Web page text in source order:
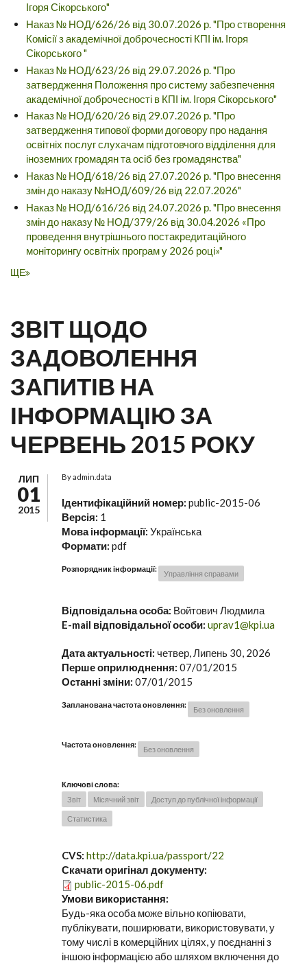
Ігоря Сікорського"
Наказ № НОД/626/26 від 30.07.2026 р. "Про створення
Комісії з академічної доброчесності КПІ ім. Ігоря
Сікорського "
Наказ № НОД/623/26 від 29.07.2026 р. "Про
затвердження Положення про систему забезпечення
академічної доброчесності в КПІ ім. Ігоря Сікорського"
Наказ № НОД/620/26 від 29.07.2026 р. "Про
затвердження типової форми договору про надання
освітніх послуг слухачам підготовчого відділення для
іноземних громадян та осіб без громадянства"
Наказ № НОД/618/26 від 27.07.2026 р. "Про внесення
змін до наказу №НОД/609/26 від 22.07.2026"
Наказ № НОД/616/26 від 24.07.2026 р. "Про внесення
змін до наказу № НОД/379/26 від 30.04.2026 «Про
проведення внутрішнього постакредитаційного
моніторингу освітніх програм у 2026 році»"
ЩЕ
ЗВІТ ЩОДО
ЗАДОВОЛЕННЯ
ЗАПИТІВ НА
ІНФОРМАЦІЮ ЗА
ЧЕРВЕНЬ 2015 РОКУ
ЛИП
01
2015
Byadmin.data
Ідентифікаційний номер: public-2015-06
Версія: 1
Мова інформації: Українська
Формати: pdf
Розпорядник інформації:
Управління справами
Відповідальна особа: Войтович Людмила
E-mail відповідальної особи: uprav1@kpi.ua
Дата актуальності: четвер, Липень 30, 2026
Перше оприлюднення: 07/01/2015
Останні зміни: 07/01/2015
Запланована частота оновлення:
Без оновлення
Частота оновлення:
Без оновлення
Ключові слова:
Звіт
Місячний звіт Доступ до публічної інформації
Статистика
CVS: http://data.kpi.ua/passport/22
Скачати оригінал документу:
public-2015-06.pdf
Умови використання:
Будь-яка особа може вільно копіювати,
публікувати, поширювати, використовувати, у
тому числі в комерційних цілях, у поєднанні з
іншою інформацією або шляхом включення до